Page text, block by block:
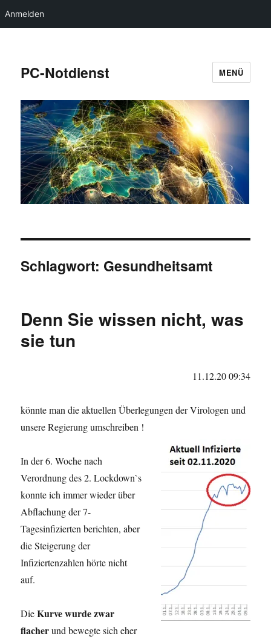
Anmelden
PC-Notdienst MENÜ
Schlagwort: Gesundheitsamt
Denn Sie wissen nicht, was
sie tun
11.12.20 09:34
könnte man die aktuellen Überlegungen der Virologen und
unsere Regierung umschreiben !
In der 6. Woche nach
Verordnung des 2. Lockdown`s
konnte ich immer wieder über
Abflachung der 7-
Tagesinfizierten berichten, aber
die Steigerung der
Infiziertenzahlen hörte nicht
auf.
DieKurve wurde zwar
flacherund bewegte sich eher